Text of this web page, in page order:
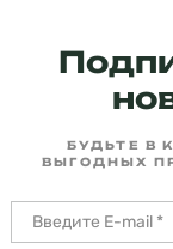
БУДЬТЕ В
ВЫГОДНЫХ